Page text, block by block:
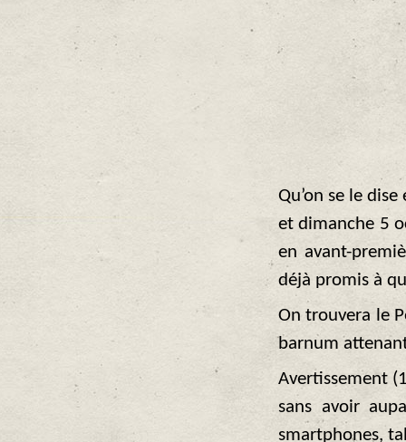
Qu’on se le
et dimanche 5
en avant-
déjà promis à
On trouvera le
barnum
Avertissement
sans avoir
smartphones,